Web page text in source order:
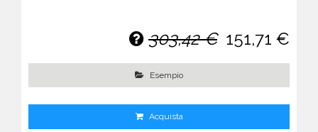
303,42 € 151,71 €
Esempio
Acquista